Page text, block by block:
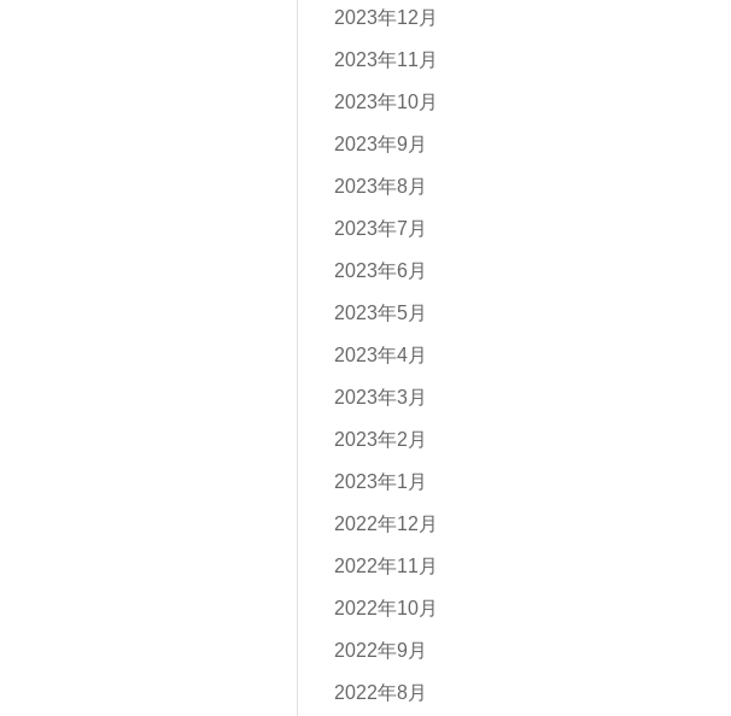
2023年12月
2023年11月
2023年10月
2023年9月
2023年8月
2023年7月
2023年6月
2023年5月
2023年4月
2023年3月
2023年2月
2023年1月
2022年12月
2022年11月
2022年10月
2022年9月
2022年8月